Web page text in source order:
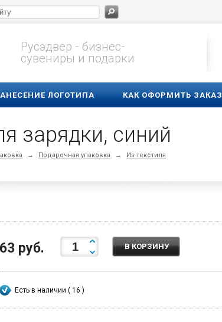
Русэдвер - бизнес-
сувениры и подарки
ЛОГОТИПА КАК ОФОРМИТЬ ЗАКАЗ
зарядки, синий
→ Подарочная упаковка → Из текстиля
63 руб. В КОРЗИНУ
Есть в наличии ( 16 )